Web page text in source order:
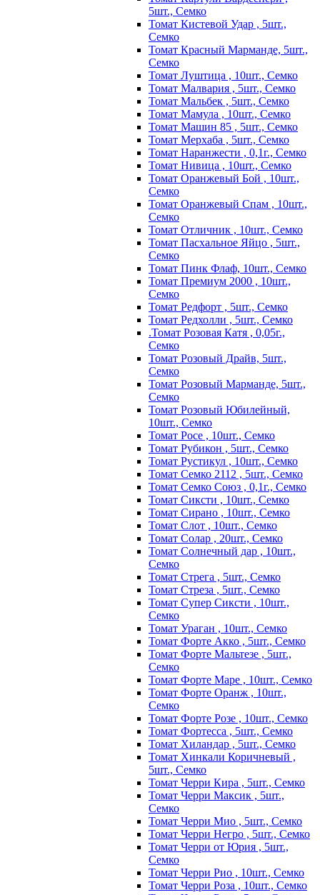
5шт., Семко
Томат Кистевой Удар , 5шт.,
Семко
Томат Красный Марманде, 5шт.,
Семко
Томат Луштица , 10шт., Семко
Томат Малвария , 5шт., Семко
Томат Мальбек , 5шт., Семко
Томат Мамула , 10шт., Семко
Томат Машин 85 , 5шт., Семко
Томат Мерхаба , 5шт., Семко
Томат Наранжести , 0,1г., Семко
Томат Нивица , 10шт., Семко
Томат Оранжевый Бой , 10шт.,
Семко
Томат Оранжевый Спам , 10шт.,
Семко
Томат Отличник , 10шт., Семко
Томат Пасхальное Яйцо , 5шт.,
Семко
Томат Пинк Флаф, 10шт., Семко
Томат Премиум 2000 , 10шт.,
Семко
Томат Редфорт , 5шт., Семко
Томат Редхолли , 5шт., Семко
.Томат Розовая Катя , 0,05г.,
Семко
Томат Розовый Драйв, 5шт.,
Семко
Томат Розовый Марманде, 5шт.,
Семко
Томат Розовый Юбилейный,
10шт., Семко
Томат Росе , 10шт., Семко
Томат Рубикон , 5шт., Семко
Томат Рустикул , 10шт., Семко
Томат Семко 2112 , 5шт., Семко
Томат Семко Союз , 0,1г., Семко
Томат Сиксти , 10шт., Семко
Томат Сирано , 10шт., Семко
Томат Слот , 10шт., Семко
Томат Солар , 20шт., Семко
Томат Солнечный дар , 10шт.,
Семко
Томат Стрега , 5шт., Семко
Томат Стреза , 5шт., Семко
Томат Супер Сиксти , 10шт.,
Семко
Томат Ураган , 10шт., Семко
Томат Форте Акко , 5шт., Семко
Томат Форте Мальтезе , 5шт.,
Семко
Томат Форте Маре , 10шт., Семко
Томат Форте Оранж , 10шт.,
Семко
Томат Форте Розе , 10шт., Семко
Томат Фортесса , 5шт., Семко
Томат Хиландар , 5шт., Семко
Томат Хинкали Коричневый ,
5шт., Семко
Томат Черри Кира , 5шт., Семко
Томат Черри Максик , 5шт.,
Семко
Томат Черри Мио , 5шт., Семко
Томат Черри Негро , 5шт., Семко
Томат Черри от Юрия , 5шт.,
Семко
Томат Черри Рио , 10шт., Семко
Томат Черри Роза , 10шт., Семко